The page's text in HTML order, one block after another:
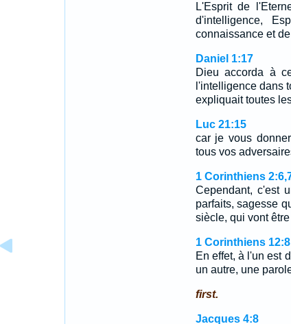
L'Esprit de
d'intelligence,
connaissance et
Daniel 1:17
Dieu accorda à
l'intelligence dans
expliquait toutes
Luc 21:15
car je vous
tous vos
1 Corinthiens
Cependant, c'est
parfaits, sagesse
siècle, qui vont
1 Corinthiens 12:8
En effet, à l'un est
un autre, une
first.
Jacques 4:8